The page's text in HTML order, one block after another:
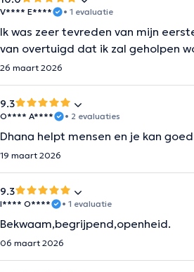
V**** E**** • 1 evaluatie
Ik was zeer tevreden van mijn
van overtuigd dat ik zal geholpen
26 maart 2026
9.3
O**** A**** • 2 evaluaties
Dhana helpt mensen en je kan
19 maart 2026
9.3
I**** O**** • 1 evaluatie
Bekwaam,begrijpend,openheid.
06 maart 2026